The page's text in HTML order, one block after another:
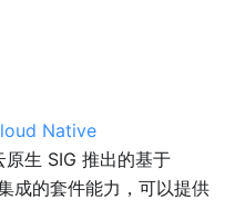
Native
原生 SIG 推出的基于
成的套件能力，可以提供